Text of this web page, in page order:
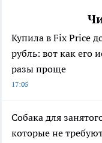
Купила в Fix Price
рубль: вот как его
разы проще
17:05
Собака для
которые не